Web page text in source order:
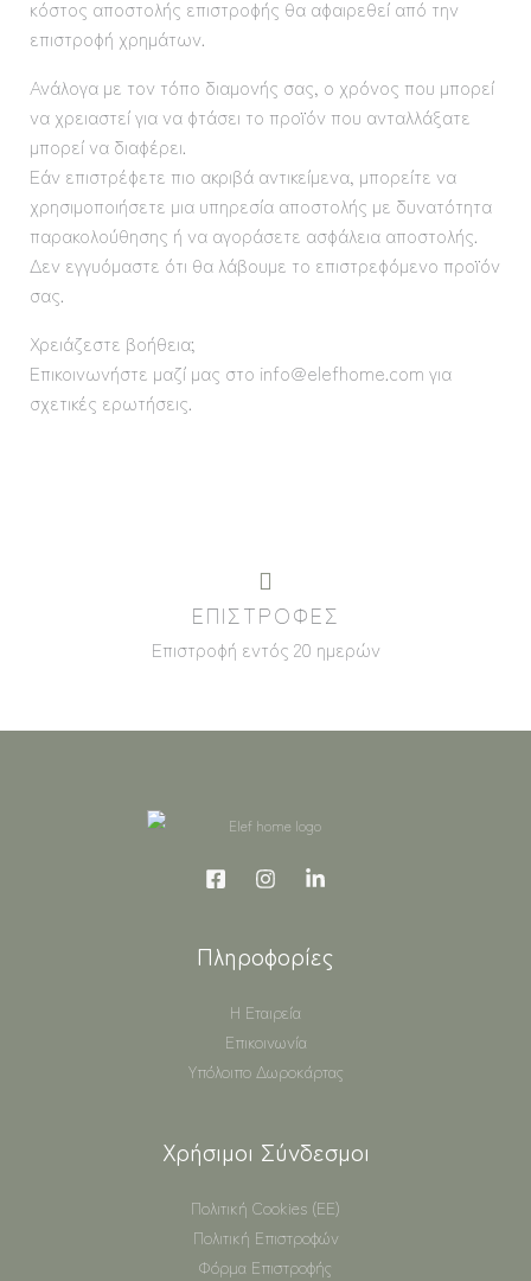
κόστος αποστολής επιστροφής θα αφαιρεθεί από την
επιστροφή χρημάτων.
Ανάλογα με τον τόπο διαμονής σας, ο χρόνος που μπορεί
να χρειαστεί για να φτάσει το προϊόν που ανταλλάξατε
μπορεί να διαφέρει.
Εάν επιστρέφετε πιο ακριβά αντικείμενα, μπορείτε να
χρησιμοποιήσετε μια υπηρεσία αποστολής με δυνατότητα
παρακολούθησης ή να αγοράσετε ασφάλεια αποστολής.
Δεν εγγυόμαστε ότι θα λάβουμε το επιστρεφόμενο προϊόν
σας.
Χρειάζεστε βοήθεια;
Επικοινωνήστε μαζί μας στο info@elefhome.com για
σχετικές ερωτήσεις.
ΕΠΙΣΤΡΟΦΕΣ
Επιστροφή εντός 20 ημερών
Πληροφορίες
Η Εταιρεία
Επικοινωνία
Υπόλοιπο Δωροκάρτας
Χρήσιμοι Σύνδεσμοι
Πολιτική Cookies (ΕΕ)
Πολιτική Επιστροφών
Φόρμα Επιστροφής